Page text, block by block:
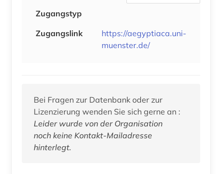
Zugangstyp
Zugangslink
https://aegyptiaca.uni-
muenster.de/
Bei Fragen zur Datenbank oder zur
Lizenzierung wenden Sie sich gerne an :
Leider wurde von der Organisation
noch keine Kontakt-Mailadresse
hinterlegt.